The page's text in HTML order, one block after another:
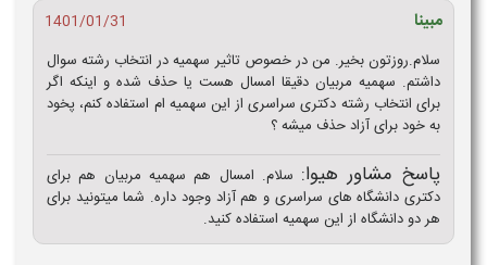
مبینا
1401/01/31
سلام.روزتون بخیر. من در خصوص تاثیر سهمیه در انتخاب رشته سوال
داشتم. سهمیه مربیان دقیقا امسال هست یا حذف شده و اینکه اگر
برای انتخاب رشته دکتری سراسری از این سهمیه ام استفاده کنم، پخود
به خود برای آزاد حذف میشه ؟
پاسخ مشاور هیوا: سلام. امسال هم سهمیه مربیان هم برای
دکتری دانشگاه های سراسری و هم آزاد وجود داره. شما میتونید برای
هر دو دانشگاه از این سهمیه استفاده کنید.